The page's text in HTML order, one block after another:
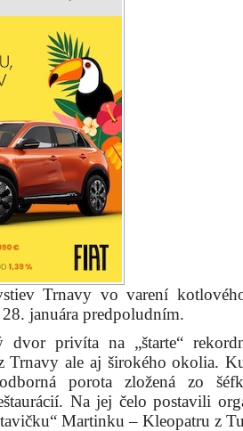
Trnavy vo varení
januára predpoludním.
dvor privíta na „štarte“
Trnavy ale aj širokého okolia.
porota zložená zo
Na jej čelo postavili
Martinku – Kleopatru z